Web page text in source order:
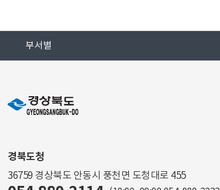
부서별
경북도청
36759 경상북도 안동시 풍천면 도청대로 455